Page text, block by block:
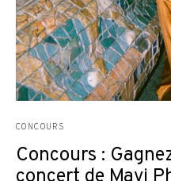
CONCOURS
Concours :